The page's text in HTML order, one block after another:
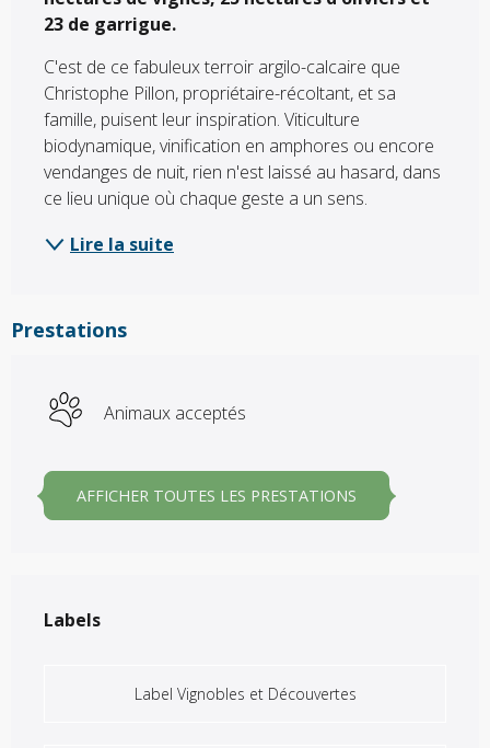
23 de garrigue.
C'est de ce fabuleux terroir argilo-calcaire que
Christophe Pillon, propriétaire-récoltant, et sa
famille, puisent leur inspiration. Viticulture
biodynamique, vinification en amphores ou encore
vendanges de nuit, rien n'est laissé au hasard, dans
ce lieu unique où chaque geste a un sens.
Lire la suite
Prestations
Animaux acceptés
AFFICHER TOUTES LES PRESTATIONS
Labels
Labels
Label Vignobles et Découvertes